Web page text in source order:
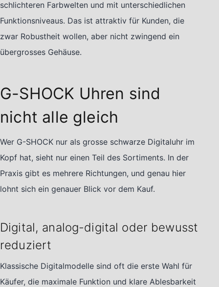
schlichteren Farbwelten und mit unterschiedlichen
Funktionsniveaus. Das ist attraktiv für Kunden, die
zwar Robustheit wollen, aber nicht zwingend ein
übergrosses Gehäuse.
G-SHOCK Uhren sind
nicht alle gleich
Wer G-SHOCK nur als grosse schwarze Digitaluhr im
Kopf hat, sieht nur einen Teil des Sortiments. In der
Praxis gibt es mehrere Richtungen, und genau hier
lohnt sich ein genauer Blick vor dem Kauf.
Digital, analog-digital oder bewusst
reduziert
Klassische Digitalmodelle sind oft die erste Wahl für
Käufer, die maximale Funktion und klare Ablesbarkeit